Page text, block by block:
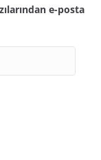
e-posta